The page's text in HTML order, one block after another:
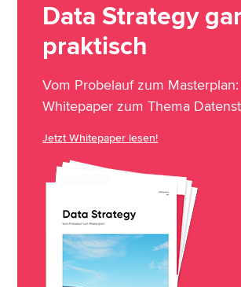
Data Strategy
praktisch
Vom Probelauf zum
Whitepaper zum Thema
Jetzt Whitepaper lesen!